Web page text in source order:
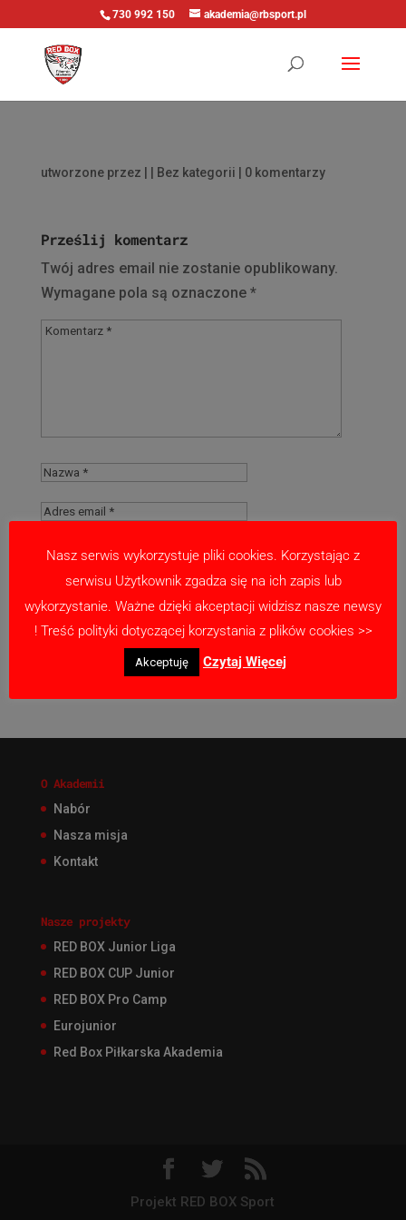
730 992 150 akademia@rbsport.pl
utworzone przez | Bez kategorii | 0 komentarzy
Prześlij komentarz
Twój adres email nie zostanie opublikowany.
Wymagane pola są oznaczone *
Zapamiętaj moje dane w tej przeglądarce
podczas pisania kolejnych komentarzy.
O Akademii
Nabór
Nasza misja
Kontakt
Nasze projekty
RED BOX Junior Liga
RED BOX CUP Junior
RED BOX Pro Camp
Eurojunior
Red Box Piłkarska Akademia
Projekt RED BOX Sport
Nasz serwis wykorzystuje pliki cookies. Korzystając z
serwisu Użytkownik zgadza się na ich zapis lub
wykorzystanie. Ważne dzięki akceptacji widzisz nasze newsy
! Treść polityki dotyczącej korzystania z plików cookies >>
Akceptuję Czytaj Więcej